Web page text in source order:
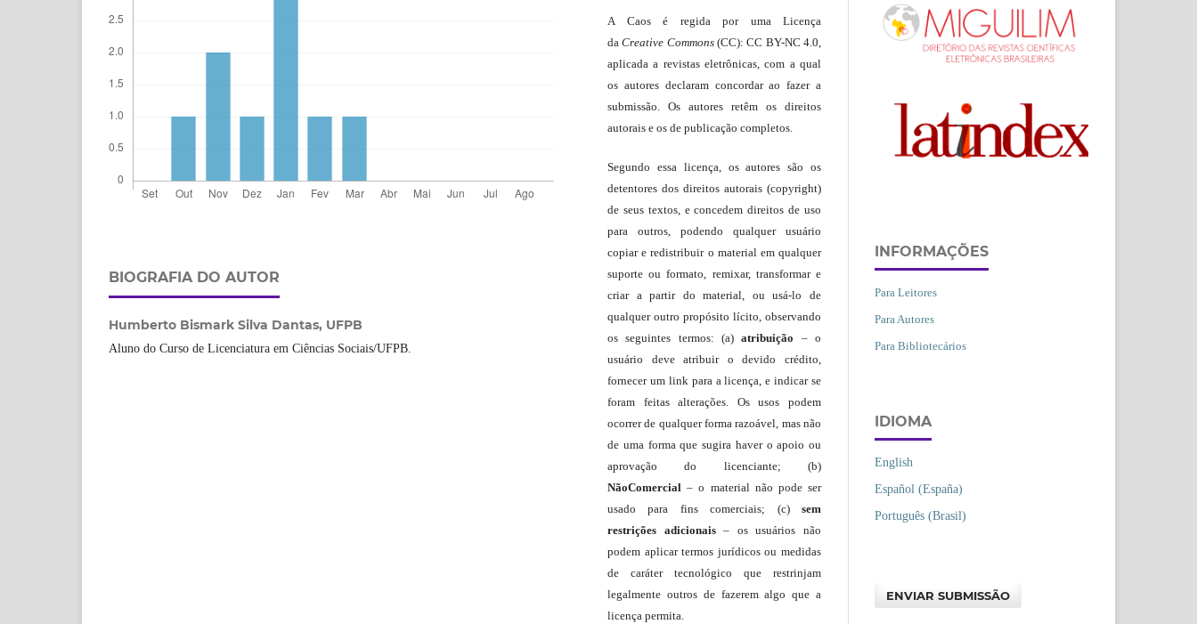
BIOGRAFIA DO AUTOR
Humberto Bismark Silva Dantas, UFPB
Aluno do Curso de Licenciatura em Ciências Sociais/UFPB.
A Caos é regida por uma Licença
daCreative Commons(CC): CC BY-NC 4.0,
aplicada a revistas eletrônicas, com a qual
os autores declaram concordar ao fazer a
submissão. Os autores retêm os direitos
autorais e os de publicação completos.
Segundo essa licença, os autores são os
detentores dos direitos autorais (copyright)
de seus textos, e concedem direitos de uso
para outros, podendo qualquer usuário
copiar e redistribuir o material em qualquer
suporte ou formato, remixar, transformar e
criar a partir do material, ou usá-lo de
qualquer outro propósito lícito, observando
os seguintes termos: (a)atribuição – o
usuário deve atribuir o devido crédito,
fornecer um link para a licença, e indicar se
foram feitas alterações. Os usos podem
ocorrer de qualquer forma razoável, mas não
de uma forma que sugira haver o apoio ou
aprovação do licenciante; (b)
NãoComercial – o material não pode ser
usado para fins comerciais; (c) sem
restrições adicionais– os usuários não
podem aplicar termos jurídicos ou medidas
de caráter tecnológico que restrinjam
legalmente outros de fazerem algo que a
licença permita.
INFORMAÇÕES
Para Leitores
Para Autores
Para Bibliotecários
IDIOMA
English
Español (España)
Português (Brasil)
ENVIAR SUBMISSÃO